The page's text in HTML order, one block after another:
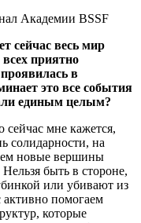
Академии BSSF
сейчас весь мир
приятно
в
это все события
единым целым?
сейчас мне кажется,
солидарности, на
новые вершины
быть в стороне,
или убивают из
помогаем
которые